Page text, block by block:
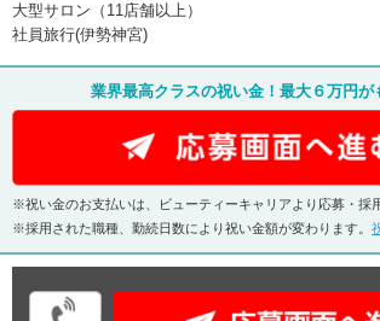
大型サロン（11店舗以上）
社員旅行(伊勢神宮)
業界最高クラスの祝い金！最大６万円が
※祝い金のお支払いは、ビューティーキャリアより応募・採
※採用された職種、勤続日数により祝い金額が変わります。